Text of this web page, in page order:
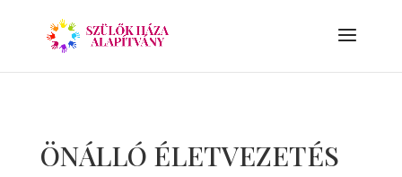
ÖNÁLLÓ ÉLETVEZETÉS